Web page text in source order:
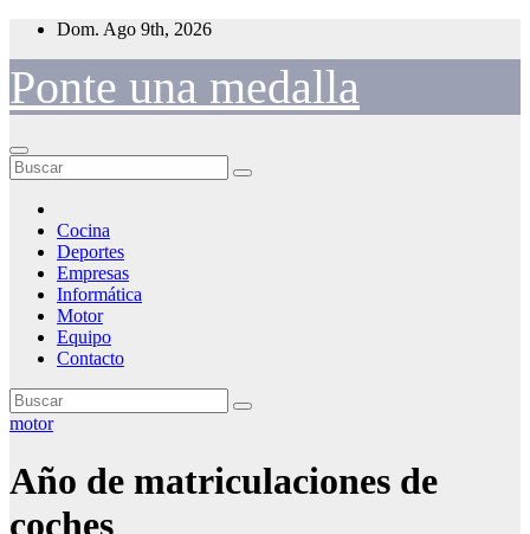
Saltar
contenido
Dom. Ago 9th, 2026
Ponte una medalla
Cocina
Deportes
Empresas
Informática
Motor
Equipo
Contacto
motor
Año de matriculaciones de
coches